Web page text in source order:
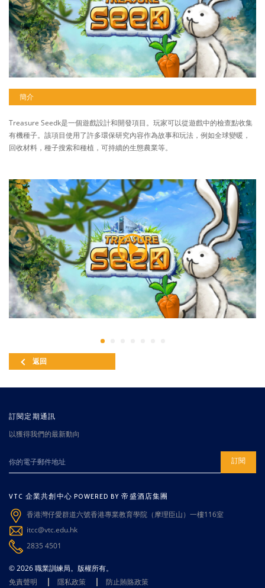
簡介
Treasure Seedk是一個遊戲設計和開發項目。玩家可以從遊戲中的檢查點收集
有機種子。該項目使用了許多環保研究內容作為故事和玩法，例如全球變暖，
回收材料，種子搜索和種植，可持續的生態農業等。
返回
訂閱定期通訊
以獲得我們的最新動向
訂閱
VTC 企業共創中心 POWERED BY 帝盛酒店集團
香港灣仔愛群道六號香港專業教育學院（摩理臣山）一樓116室
itcc@vtc.edu.hk
2835 4501
© 2026 職業訓練局。版權所有。
免責聲明
隱私政策 防止賄賂政策